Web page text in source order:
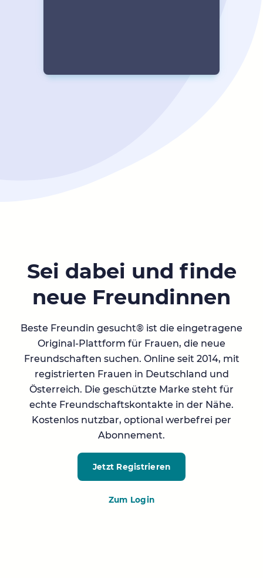
Sei dabei und finde
neue Freundinnen
Beste Freundin gesucht® ist die eingetragene
Original-Plattform für Frauen, die neue
Freundschaften suchen. Online seit 2014, mit
registrierten Frauen in Deutschland und
Österreich. Die geschützte Marke steht für
echte Freundschaftskontakte in der Nähe.
Kostenlos nutzbar, optional werbefrei per
Abonnement.
Jetzt Registrieren
Zum Login